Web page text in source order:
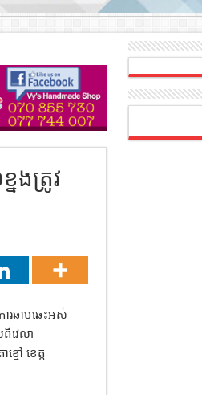
ងត្រូវ
រឆាបឆេះអស់
វេលា
ៅ ខេត្ត